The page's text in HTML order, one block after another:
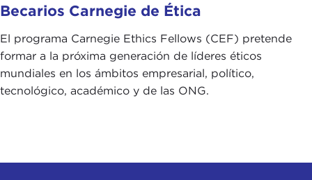
Becarios Carnegie de Ética
El programa Carnegie Ethics Fellows (CEF) pretende
formar a la próxima generación de líderes éticos
mundiales en los ámbitos empresarial, político,
tecnológico, académico y de las ONG.